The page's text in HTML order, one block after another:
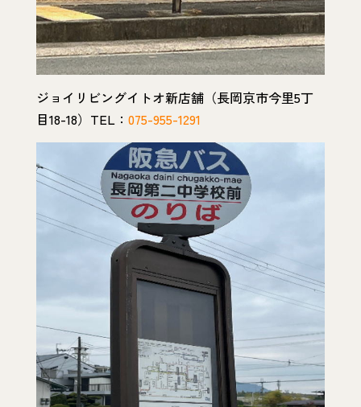
ジョイリビングイトオ新店舗（長岡京市今里5丁
目18-18）TEL： 075-955-1291